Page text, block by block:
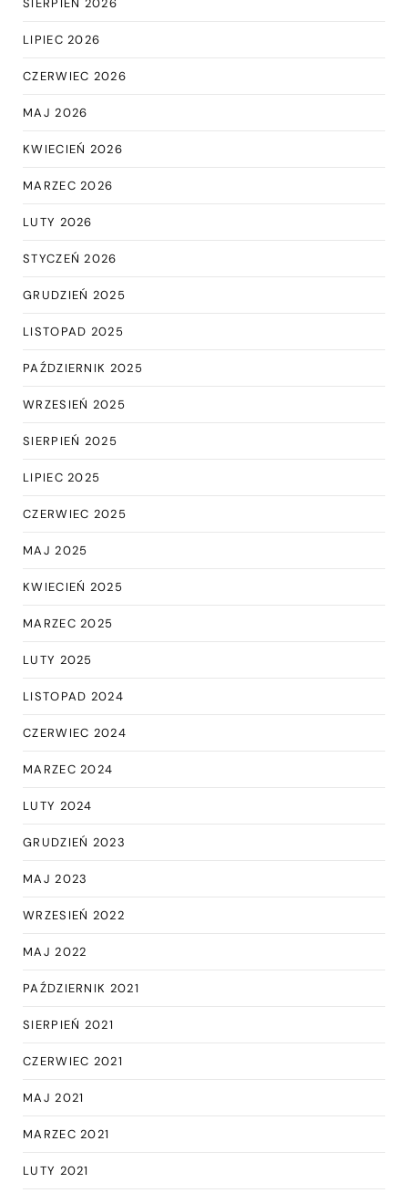
LIPIEC 2026
CZERWIEC 2026
MAJ 2026
KWIECIEŃ 2026
MARZEC 2026
LUTY 2026
STYCZEŃ 2026
GRUDZIEŃ 2025
LISTOPAD 2025
PAŹDZIERNIK 2025
WRZESIEŃ 2025
SIERPIEŃ 2025
LIPIEC 2025
CZERWIEC 2025
MAJ 2025
KWIECIEŃ 2025
MARZEC 2025
LUTY 2025
LISTOPAD 2024
CZERWIEC 2024
MARZEC 2024
LUTY 2024
GRUDZIEŃ 2023
MAJ 2023
WRZESIEŃ 2022
MAJ 2022
PAŹDZIERNIK 2021
SIERPIEŃ 2021
CZERWIEC 2021
MAJ 2021
MARZEC 2021
LUTY 2021